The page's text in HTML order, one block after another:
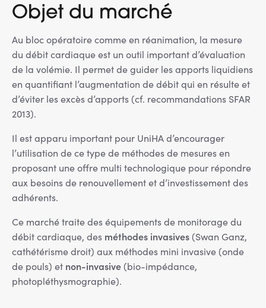
Objet du marché
Au bloc opératoire comme en réanimation, la mesure
du débit cardiaque est un outil important d’évaluation
de la volémie. Il permet de guider les apports liquidiens
en quantifiant l’augmentation de débit qui en résulte et
d’éviter les excès d’apports (cf. recommandations SFAR
2013).
Il est apparu important pour UniHA d’encourager
l’utilisation de ce type de méthodes de mesures en
proposant une offre multi technologique pour répondre
aux besoins de renouvellement et d’investissement des
adhérents.
Ce marché traite des équipements de monitorage du
débit cardiaque, des méthodes invasives(Swan Ganz,
cathétérisme droit) aux méthodes mini invasive (onde
de pouls) et non-invasive(bio-impédance,
photopléthysmographie).